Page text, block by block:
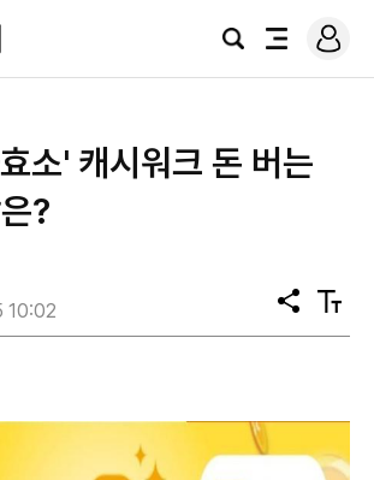
검
전
로
그
소' 캐시워크 돈 버는
?
10:02
공
유
텍
스